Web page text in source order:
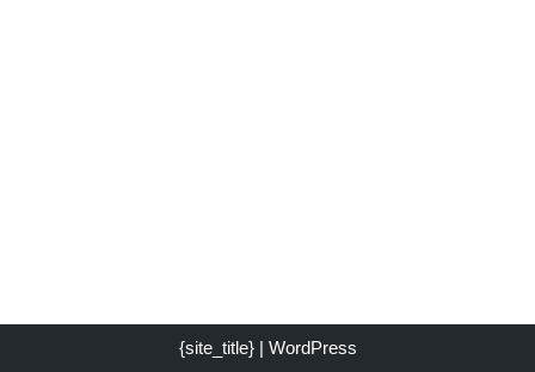
{site_title} | WordPress